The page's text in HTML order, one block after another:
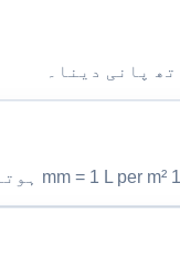
پانی دینا۔